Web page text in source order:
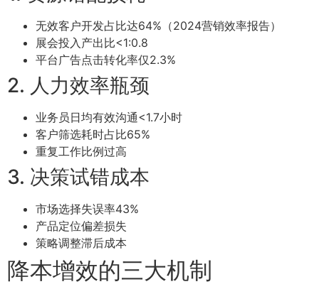
无效客户开发占比达64%（2024营销效率报告）
展会投入产出比<1:0.8
平台广告点击转化率仅2.3%
2. 人力效率瓶颈
业务员日均有效沟通<1.7小时
客户筛选耗时占比65%
重复工作比例过高
3. 决策试错成本
市场选择失误率43%
产品定位偏差损失
策略调整滞后成本
降本增效的三大机制